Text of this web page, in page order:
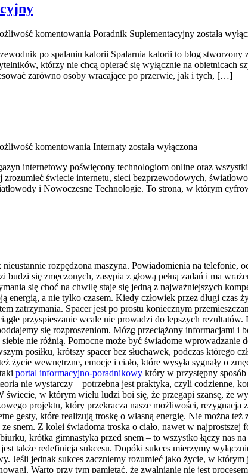
komentowania Poradnik Suplementacyjny została
po spalaniu kalorii Spalarnia kalorii to blog
którzy nie chcą opierać się wyłącznie na
zarówno osoby wracające po przerwie, jak i tych, […]
komentowania Internaty została wyłączona
internetowy poświęcony technologiom online oraz
zrozumieć świecie internetu, sieci bezprzewodowych,
i Nowoczesne Technologie. To strona, w którym
nieustannie rozpędzona maszyna. Powiadomienia na
się zmęczonych, zasypia z głową pełną zadań i ma
się choć na chwilę staje się jedną z najważniejszych
energią, a nie tylko czasem. Kiedy człowiek przez długi
zatrzymania. Spacer jest po prostu koniecznym
przyspieszanie wcale nie prowadzi do lepszych
się rozproszeniom. Mózg przeciążony informacjami
nie różnią. Pomocne może być świadome
posiłku, krótszy spacer bez słuchawek, podczas którego
życie wewnętrzne, emocje i ciało, które wysyła sygnały o
portal informacyjno-poradnikowy który w przystępny
nie wystarczy – potrzebna jest praktyka, czyli codzienne,
świecie, w którym wielu ludzi boi się, że przegapi szansę, że
projektu, który przekracza nasze możliwości,
gesty, które realizują troskę o własną energię. Nie można
snem. Z kolei świadoma troska o ciało, nawet w
krótka gimnastyka przed snem – to wszystko łączy nas
także redefinicja sukcesu. Dopóki sukces mierzymy
Jeśli jednak sukces zaczniemy rozumieć jako życie, w
Warto przy tym pamiętać, że zwalnianie nie jest